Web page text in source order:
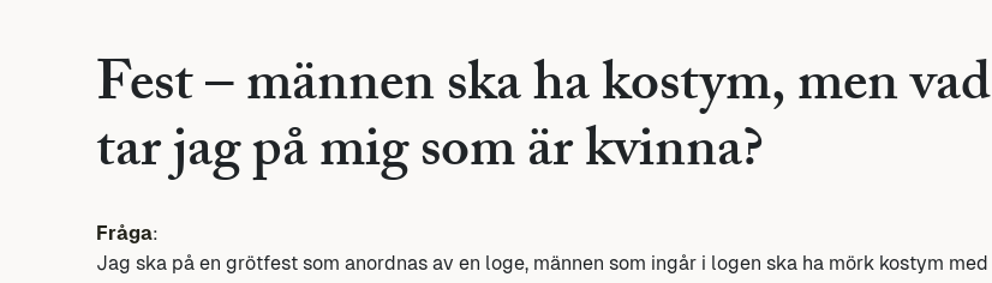
Fest – männen ska ha kostym, men vad
tar jag på mig som är kvinna?
Fråga:
Jag ska på en grötfest som anordnas av en loge, männen som ingår i logen ska ha mörk kostym med